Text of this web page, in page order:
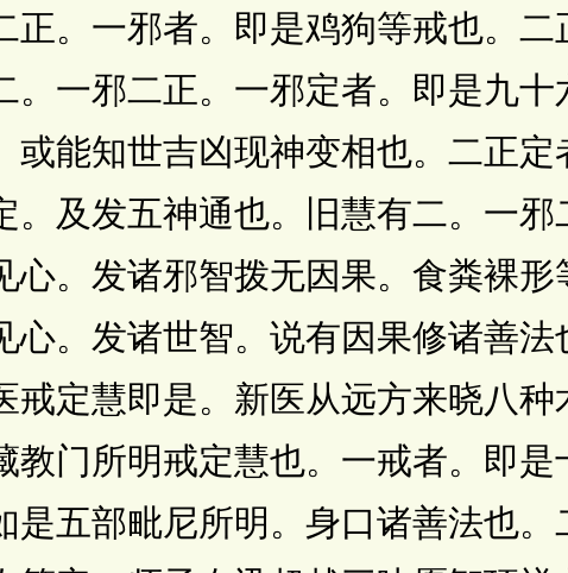
正。一邪者。即是鸡狗等戒也。二
。一邪二正。一邪定者。即是九
或能知世吉凶现神变相也。二正
。及发五神通也。旧慧有二。一邪
心。发诸邪智拨无因果。食粪裸形
心。发诸世智。说有因果修诸善法
戒定慧即是。新医从远方来晓八种
教门所明戒定慧也。一戒者。即是
是五部毗尼所明。身口诸善法也。